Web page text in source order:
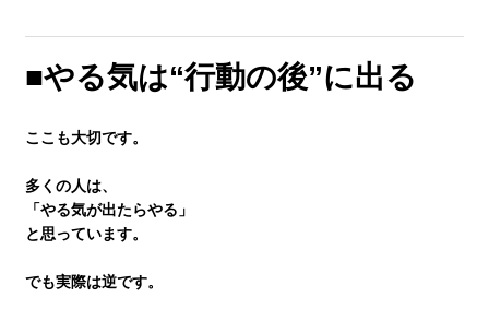
■やる気は“行動の後”に出る
ここも大切です。
多くの人は、
「やる気が出たらやる」
と思っています。
でも実際は逆です。